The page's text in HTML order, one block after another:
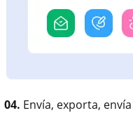
04. Envía, exporta,